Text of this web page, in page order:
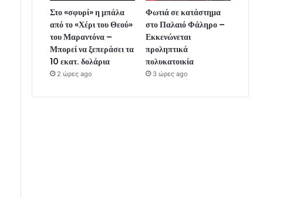
Στο «σφυρί» η μπάλα
από το «Χέρι του Θεού»
του Μαραντόνα –
Μπορεί να ξεπεράσει τα
10 εκατ. δολάρια
2 ώρες ago
Φωτιά σε κατάστημα
στο Παλαιό Φάληρο –
Εκκενώνεται
προληπτικά
πολυκατοικία
3 ώρες ago